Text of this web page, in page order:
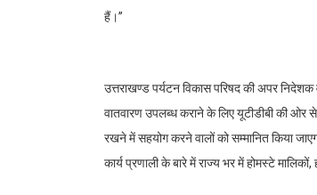
हैं।’’
उत्तराखण्ड पर्यटन विकास परिषद की अपर
वातवारण उपलब्ध कराने के लिए यूटीडीबी की ओर
रखने में सहयोग करने वालों को सम्मानित किया
कार्य प्रणाली के बारे में राज्य भर में होमस्टे